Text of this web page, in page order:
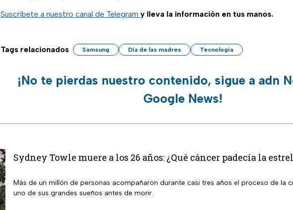
Suscríbete a nuestro canal de Telegram y lleva la información en tus manos.
Tags relacionados Samsung Día de las madres Tecnología
¡No te pierdas nuestro contenido, sigue a adn
Google News!
Sydney Towle muere a los 26 años: ¿Qué cáncer padecía la
Más de un millón de personas acompañaron durante casi tres años el proceso de la
uno de sus grandes sueños antes de morir.